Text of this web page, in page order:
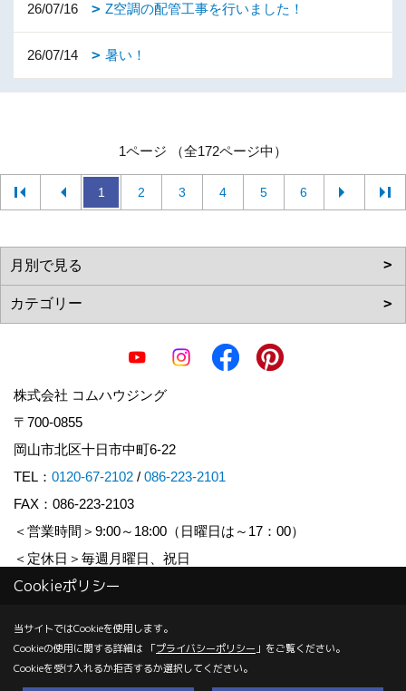
26/07/16 Z空調の配管工事を行いました！
26/07/14 暑い！
1ページ （全172ページ中）
1 2 3 4 5 6
株式会社 コムハウジング
〒700-0855
岡山市北区十日市中町6-22
TEL： 0120-67-2102 / 086-223-2101
FAX：086-223-2103
＜営業時間＞9:00～18:00（日曜日は～17：00）
＜定休日＞毎週月曜日、祝日
Copyright (c) COM HOUSHING Inc. All Rights Reserved.
Produced byゴデスクリエイト
Cookieポリシー
当サイトではCookieを使用します。
Cookieの使用に関する詳細は 「プライバシーポリシー 」をご覧ください。
Cookieを受け入れるか拒否するか選択してください。